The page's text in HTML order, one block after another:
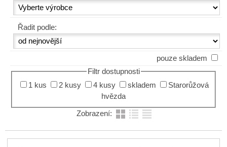
Řadit podle:
pouze skladem
Filtr dostupnosti
1 kus
2 kusy 4 kusy skladem
Starorůžová
hvězda
Zobrazení: